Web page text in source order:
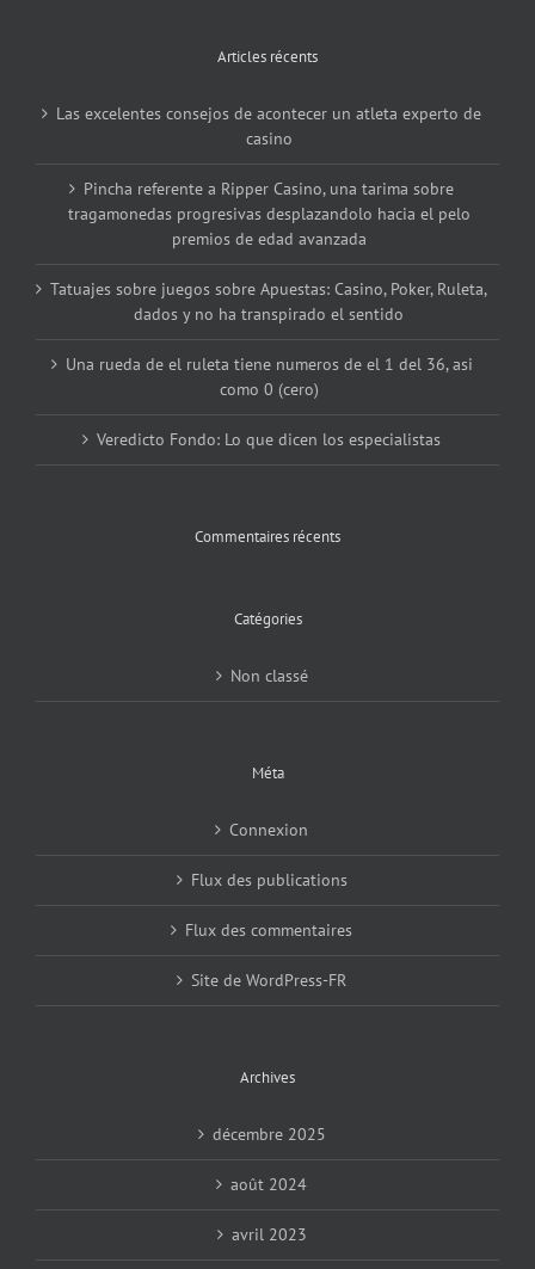
Articles récents
Las excelentes consejos de acontecer un atleta experto de
casino
Pincha referente a Ripper Casino, una tarima sobre
tragamonedas progresivas desplazandolo hacia el pelo
premios de edad avanzada
Tatuajes sobre juegos sobre Apuestas: Casino, Poker, Ruleta,
dados y no ha transpirado el sentido
Una rueda de el ruleta tiene numeros de el 1 del 36, asi
como 0 (cero)
Veredicto Fondo: Lo que dicen los especialistas
Commentaires récents
Catégories
Non classé
Méta
Connexion
Flux des publications
Flux des commentaires
Site de WordPress-FR
Archives
décembre 2025
août 2024
avril 2023